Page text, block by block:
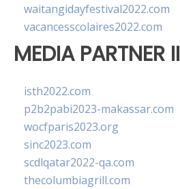
waitangidayfestival2022.com
vacancesscolaires2022.com
MEDIA PARTNER II
isth2022.com
p2b2pabi2023-makassar.com
wocfparis2023.org
sinc2023.com
scdlqatar2022-qa.com
thecolumbiagrill.com